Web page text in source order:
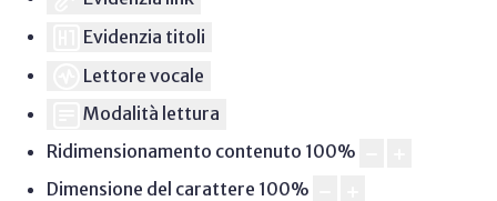
Evidenzia titoli
Lettore vocale
Modalità lettura
Ridimensionamento contenuto 100%
Dimensione del carattere 100%